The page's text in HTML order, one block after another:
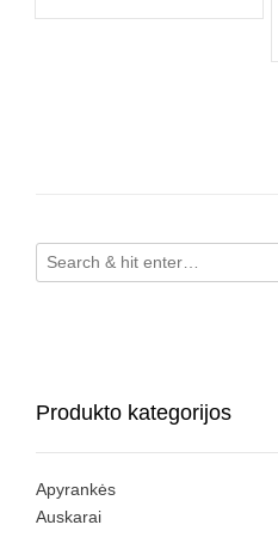
Produkto kategorijos
Apyrankės
Auskarai